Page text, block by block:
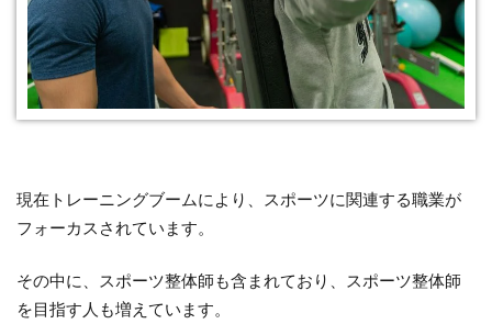
現在トレーニングブームにより、スポーツに関連する職業が
フォーカスされています。
その中に、スポーツ整体師も含まれており、スポーツ整体師
を目指す人も増えています。